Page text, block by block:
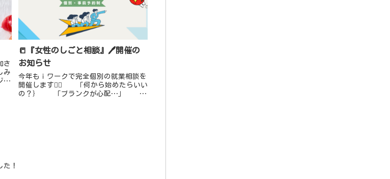
さ
み
ュ
📒『女性のしごと相談』🖊️開催の
お知らせ
今年もｉワークで完全個別の就業相談を
開催します💁‍♀️ 「何から始めたらいい
の？｝ 「ブランクが心配…」
！